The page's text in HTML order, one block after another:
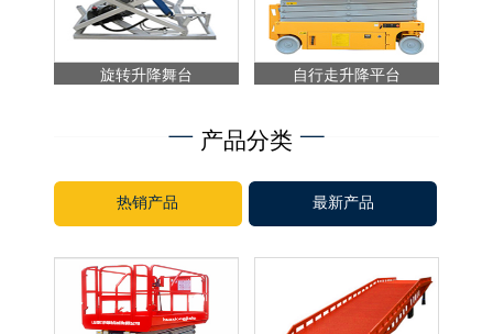
旋转升降舞台 自行走升降平台
产品分类
热销产品 最新产品